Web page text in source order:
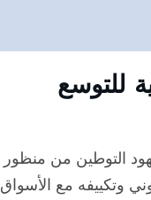
للتوسع
التوطين من منظور
وتكييفه مع الأسواق